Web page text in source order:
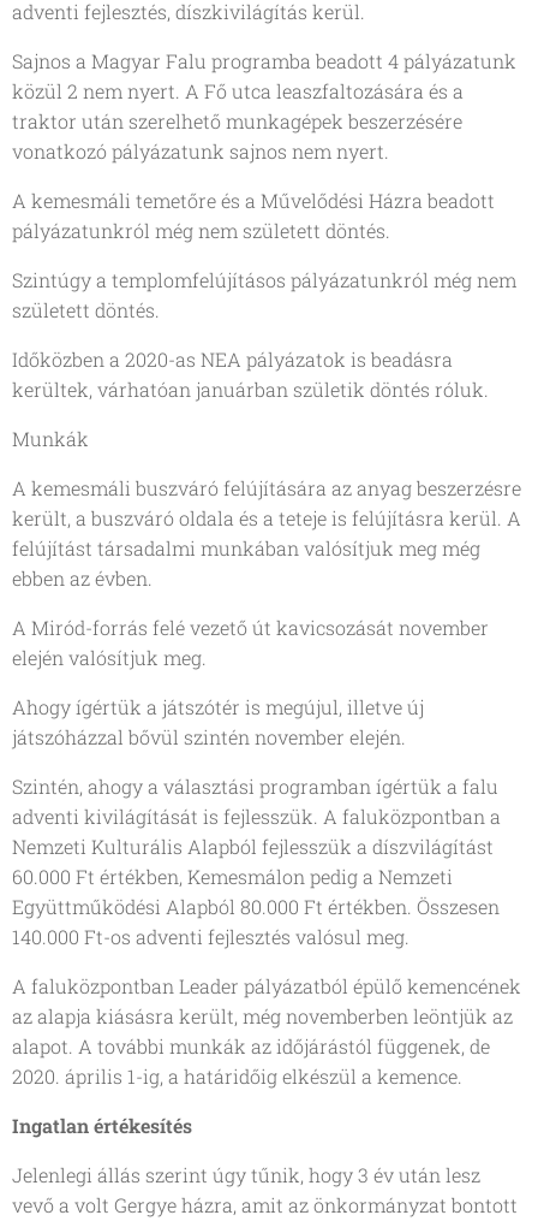
adventi fejlesztés, díszkivilágítás kerül.
Sajnos a Magyar Falu programba beadott 4 pályázatunk
közül 2 nem nyert. A Fő utca leaszfaltozására és a
traktor után szerelhető munkagépek beszerzésére
vonatkozó pályázatunk sajnos nem nyert.
A kemesmáli temetőre és a Művelődési Házra beadott
pályázatunkról még nem született döntés.
Szintúgy a templomfelújításos pályázatunkról még nem
született döntés.
Időközben a 2020-as NEA pályázatok is beadásra
kerültek, várhatóan januárban születik döntés róluk.
Munkák
A kemesmáli buszváró felújítására az anyag beszerzésre
került, a buszváró oldala és a teteje is felújításra kerül. A
felújítást társadalmi munkában valósítjuk meg még
ebben az évben.
A Miród-forrás felé vezető út kavicsozását november
elején valósítjuk meg.
Ahogy ígértük a játszótér is megújul, illetve új
játszóházzal bővül szintén november elején.
Szintén, ahogy a választási programban ígértük a falu
adventi kivilágítását is fejlesszük. A faluközpontban a
Nemzeti Kulturális Alapból fejlesszük a díszvilágítást
60.000 Ft értékben, Kemesmálon pedig a Nemzeti
Együttműködési Alapból 80.000 Ft értékben. Összesen
140.000 Ft-os adventi fejlesztés valósul meg.
A faluközpontban Leader pályázatból épülő kemencének
az alapja kiásásra került, még novemberben leöntjük az
alapot. A további munkák az időjárástól függenek, de
2020. április 1-ig, a határidőig elkészül a kemence.
Ingatlan értékesítés
Jelenlegi állás szerint úgy tűnik, hogy 3 év után lesz
vevő a volt Gergye házra, amit az önkormányzat bontott